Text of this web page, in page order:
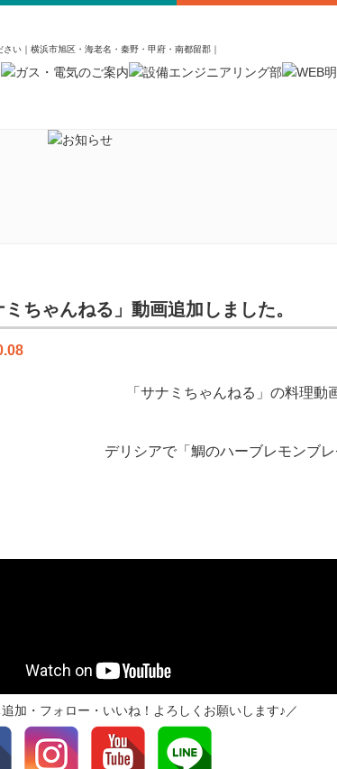
い｜横浜市旭区・海老名・秦野・甲府・南都留郡｜
ミちゃんねる」動画追加しました。
「サナミちゃんねる」の料理動
デリシアで「鯛のハーブレモンブレ
加・フォロー・いいね！よろしくお願いします♪／